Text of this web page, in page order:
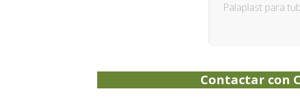
Palaplast para
Contactar con